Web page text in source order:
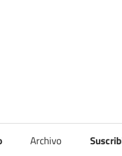
Archivo